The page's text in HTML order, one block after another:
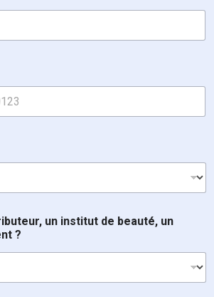
un institut de beauté, un
?